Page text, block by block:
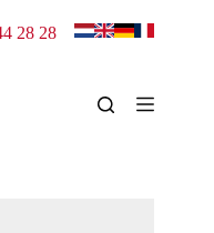
28 28